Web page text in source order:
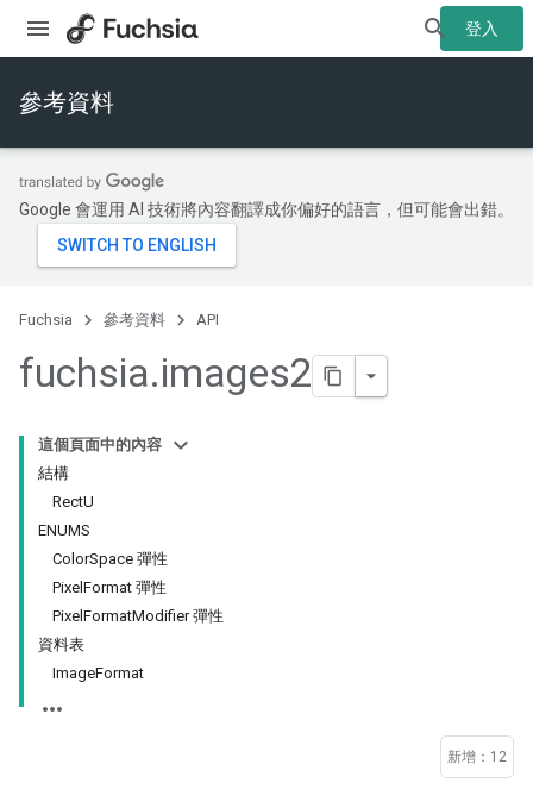
登入
參考資料
Google 會運用 AI 技術將內容翻譯成你偏好的語言，但可能會出錯。
Fuchsia 參考資料 API
fuchsia.images2
這個頁面中的內容
結構
RectU
ENUMS
ColorSpace 彈性
PixelFormat 彈性
PixelFormatModifier 彈性
資料表
ImageFormat
新增：12